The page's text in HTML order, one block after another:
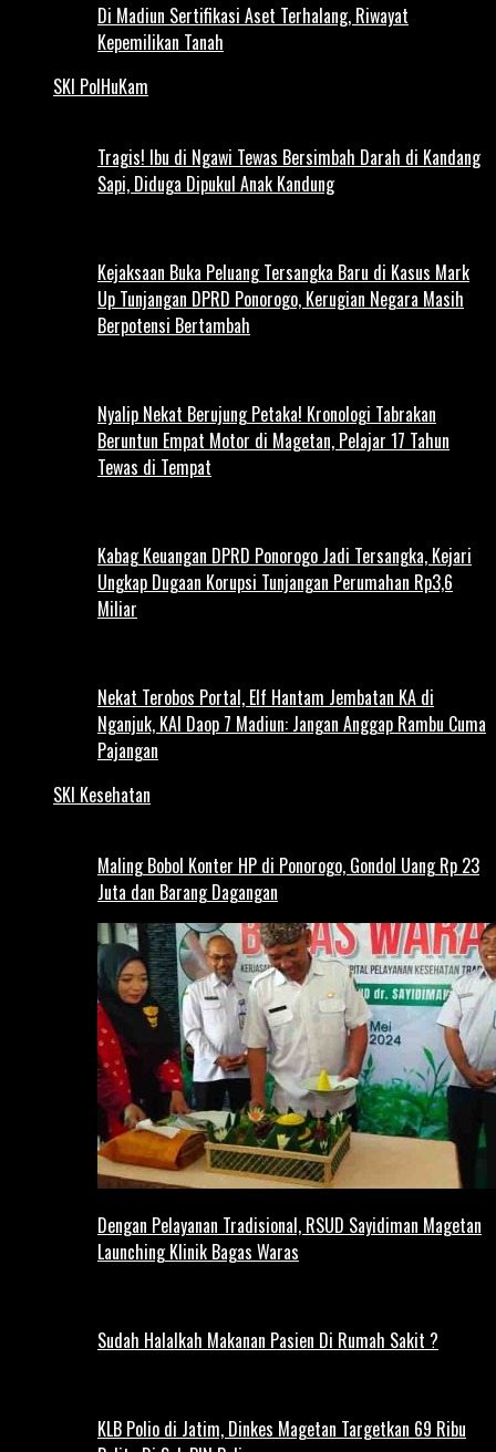
Di Madiun Sertifikasi Aset Terhalang, Riwayat
Kepemilikan Tanah
SKI PolHuKam
Tragis! Ibu di Ngawi Tewas Bersimbah Darah di Kandang
Sapi, Diduga Dipukul Anak Kandung
Kejaksaan Buka Peluang Tersangka Baru di Kasus Mark
Up Tunjangan DPRD Ponorogo, Kerugian Negara Masih
Berpotensi Bertambah
Nyalip Nekat Berujung Petaka! Kronologi Tabrakan
Beruntun Empat Motor di Magetan, Pelajar 17 Tahun
Tewas di Tempat
Kabag Keuangan DPRD Ponorogo Jadi Tersangka, Kejari
Ungkap Dugaan Korupsi Tunjangan Perumahan Rp3,6
Miliar
Nekat Terobos Portal, Elf Hantam Jembatan KA di
Nganjuk, KAI Daop 7 Madiun: Jangan Anggap Rambu Cuma
Pajangan
SKI Kesehatan
Maling Bobol Konter HP di Ponorogo, Gondol Uang Rp 23
Juta dan Barang Dagangan
Dengan Pelayanan Tradisional, RSUD Sayidiman Magetan
Launching Klinik Bagas Waras
Sudah Halalkah Makanan Pasien Di Rumah Sakit ?
KLB Polio di Jatim, Dinkes Magetan Targetkan 69 Ribu